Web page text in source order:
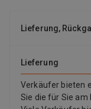
Lieferung,
Lieferung
Verkäufer bieten
Sie die für Sie am